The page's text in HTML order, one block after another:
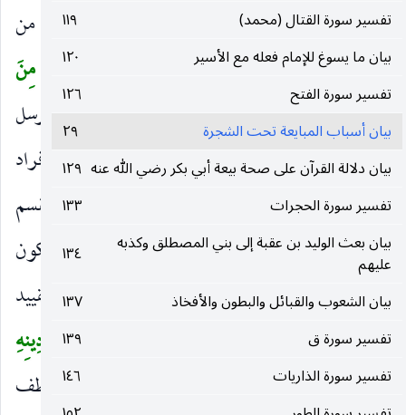
تفسير سورة القتال (محمد)
١١٩
بيان ما يسوغ للإمام فعله مع الأسير
١٢٠
تفسير سورة الفتح
١٢٦
بيان أسباب المبايعة تحت الشجرة
٢٩
بيان دلالة القرآن على صحة بيعة أبي بكر رضي الله عنه ١٢٩
تفسير سورة الحجرات
١٣٣
بيان بعث الوليد بن عقبة إلى بني المصطلق وكذبه
عليهم
١٣٤
بيان الشعوب والقبائل والبطون والأفخاذ
١٣٧
تفسير سورة ق
١٣٩
تفسير سورة الذاريات
١٤٦
(وَلَقَدْ أُوحِيَ إِلَيْكَ وَإِلَى الَّذِينَ مِنْ قَبْلِكَ )أي من
الرسل.(لَئِنْ أَشْرَكْتَ لَيَحْبَطَنَّ عَمَلُكَ وَلَتَكُونَنَّ مِنَ
الْخاسِرِينَ كلام على سبيل الفرض والمراد به تهييج الرسل
وإقناط الكفرة والإشعار على حكم الأمة ، وإفراد
الخطاب باعتبار كل واحد واللام الأولى موطئة للقسم
والأخريان للجواب ، وإطلاق الإحباط يحتمل أن يكون
من خصائصهم لأن شركهم أقبح ، وأن يكون على التقييد
بالموت كما صرح به في قوله
وَمَنْ يَرْتَدِدْ مِنْكُمْ عَنْ دِينِهِ
فَيَمُتْ وَهُوَ كافِرٌ فَأُولئِكَ حَبِطَتْ أَعْمالُهُمْ
)وعطف